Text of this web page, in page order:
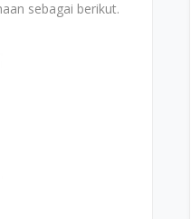
sebagai berikut.